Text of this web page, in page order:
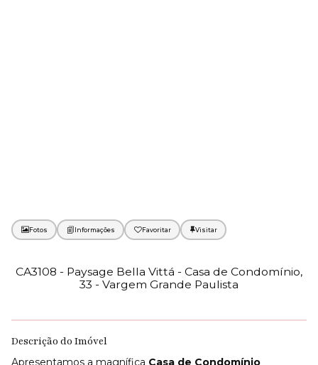
Fotos Favoritar
CA3108 - Paysage Bella Vittá - Casa de Condomínio,
33 - Vargem Grande Paulista
Descrição do Imóvel
Apresentamos a magnífica Casa de Condomínio